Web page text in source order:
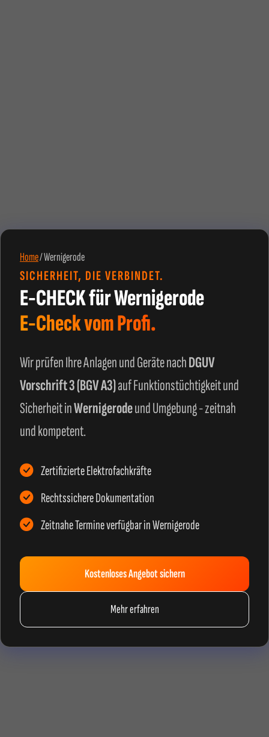
Home/Wernigerode
SICHERHEIT, DIE VERBINDET.
E-CHECK für Wernigerode
E-Check vom Profi.
Wir prüfen Ihre Anlagen und Geräte nachDGUV
Vorschrift 3 (BGV A3)auf Funktionstüchtigkeit und
Sicherheit inWernigerodeund Umgebung - zeitnah
und kompetent.
Zertifizierte Elektrofachkräfte
Rechtssichere Dokumentation
Zeitnahe Termine verfügbar in Wernigerode
Kostenloses Angebot sichern
Mehr erfahren